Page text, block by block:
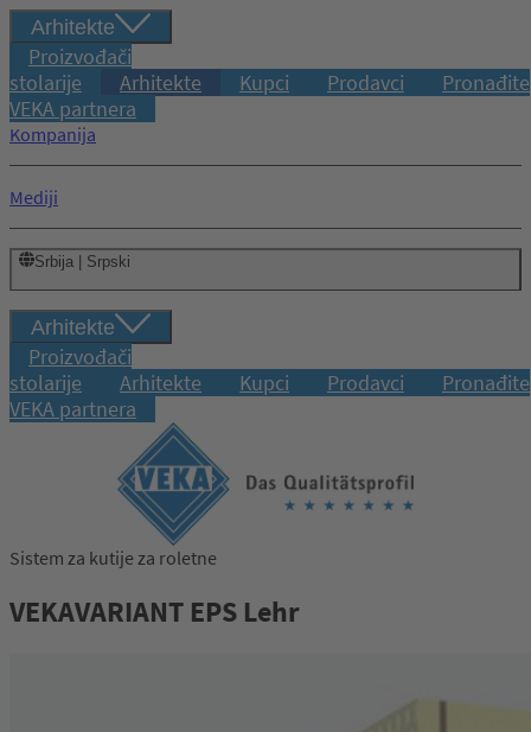
Arhitekte
Proizvođači
stolarije
Arhitekte Kupci Prodavci
Pronađite
VEKA partnera
Kompanija
Mediji
Srbija | Srpski
Arhitekte
Proizvođači
stolarije
Arhitekte Kupci Prodavci
Pronađite
VEKA partnera
Prijava
Sistem za kutije za roletne
VEKAVARIANT EPS Lehr